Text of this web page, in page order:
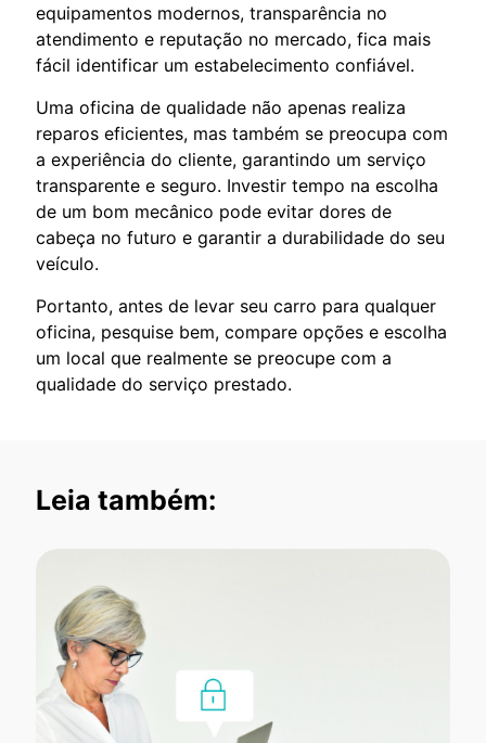
equipamentos modernos, transparência no
atendimento e reputação no mercado, fica mais
fácil identificar um estabelecimento confiável.
Uma oficina de qualidade não apenas realiza
reparos eficientes, mas também se preocupa com
a experiência do cliente, garantindo um serviço
transparente e seguro. Investir tempo na escolha
de um bom mecânico pode evitar dores de
cabeça no futuro e garantir a durabilidade do seu
veículo.
Portanto, antes de levar seu carro para qualquer
oficina, pesquise bem, compare opções e escolha
um local que realmente se preocupe com a
qualidade do serviço prestado.
Leia também: